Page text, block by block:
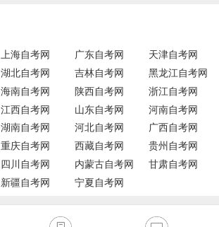
上海自考网 广东自考网
天津自考网
湖北自考网 吉林自考网
黑龙江自考网
海南自考网 陕西自考网
浙江自考网
江西自考网 山东自考网
河南自考网
湖南自考网 河北自考网
广西自考网
重庆自考网 西藏自考网
贵州自考网
四川自考网 内蒙古自考网
甘肃自考网
新疆自考网 宁夏自考网